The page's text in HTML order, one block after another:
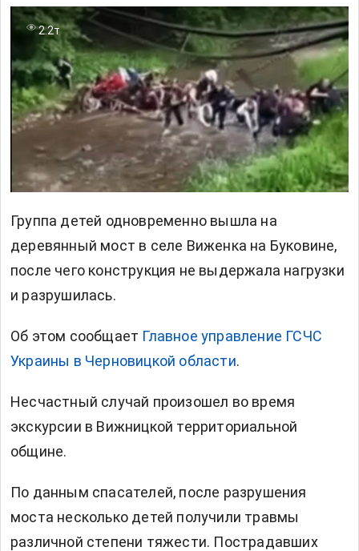
2.2т
Группа детей одновременно вышла на
деревянный мост в селе Виженка на Буковине,
после чего конструкция не выдержала нагрузки
и разрушилась.
Об этом сообщает Главное управление ГСЧС
Украины в Черновицкой области.
Несчастный случай произошел во время
экскурсии в Вижницкой территориальной
общине.
По данным спасателей, после разрушения
моста несколько детей получили травмы
различной степени тяжести. Пострадавших